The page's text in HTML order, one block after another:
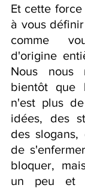
Et cette
à vous
comme
d'origine
Nous nous
bientôt que
n'est plus
idées, des
des slogans,
de
bloquer,
un peu et